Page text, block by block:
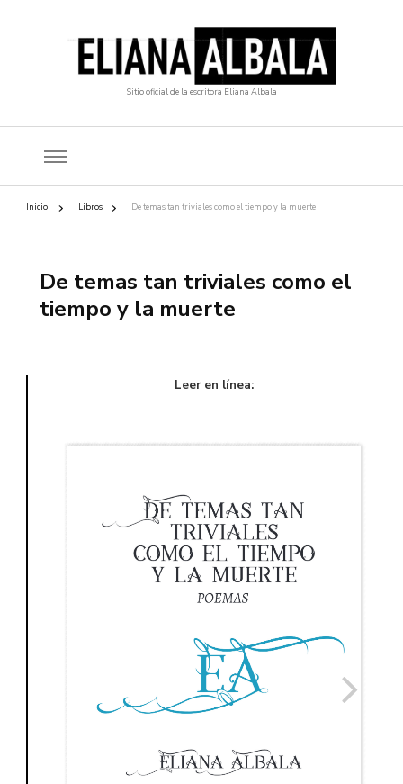
Sitio oficial de la escritora Eliana Albala
Inicio Libros De temas tan triviales como el tiempo y la muerte
De temas tan triviales como el
tiempo y la muerte
Leer en línea: